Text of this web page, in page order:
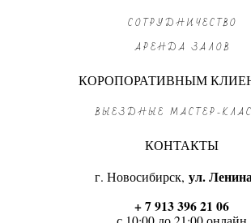
СОТРУДНИЧЕСТВО
АРЕНДА ЗАЛОВ
КОРОПОРАТИВНЫМ
ВЫЕЗДНЫЕ МАСТЕР-
КОНТАКТЫ
г. Новосибирск, ул.
+ 7 913 396 21 06